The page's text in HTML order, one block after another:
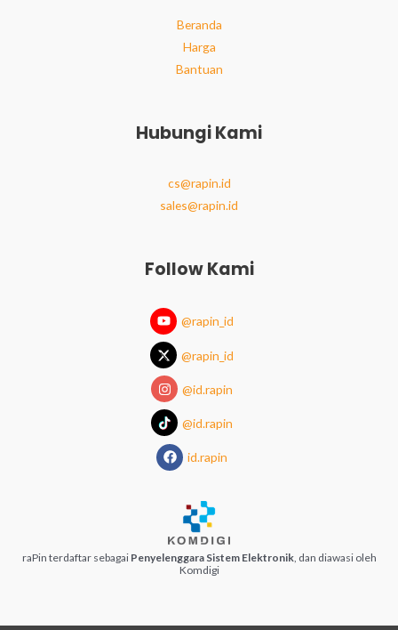
Beranda
Harga
Bantuan
Hubungi Kami
cs@rapin.id
sales@rapin.id
Follow Kami
@rapin_id
@rapin_id
@id.rapin
@id.rapin
id.rapin
raPin terdaftar sebagai Penyelenggara Sistem Elektronik, dan diawasi oleh
Komdigi